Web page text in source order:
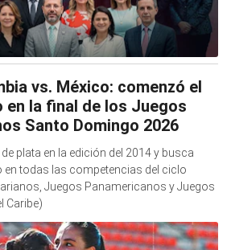
vs. México: comenzó el
en la final de los Juegos
Santo Domingo 2026
plata en la edición del 2014 y busca
en todas las competencias del ciclo
Juegos Panamericanos y Juegos
Caribe)